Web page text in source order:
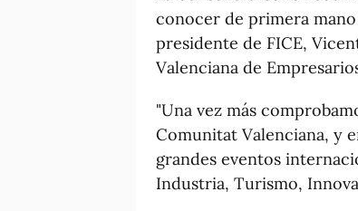
conocer de primera
presidente de FICE,
Valenciana de
"Una vez más
Comunitat Valenciana, y
grandes eventos
Industria, Turismo,